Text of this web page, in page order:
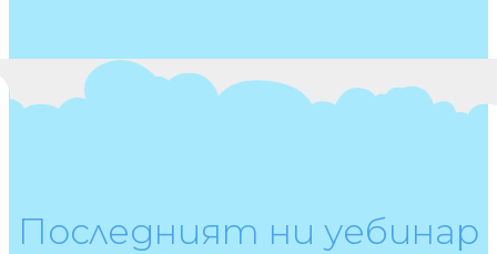
Последният ни уебинар